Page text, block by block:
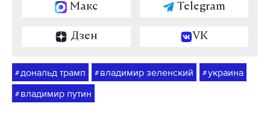
Макс Telegram
Дзен VK
# дональд трамп # владимир зеленский #украина
# владимир путин